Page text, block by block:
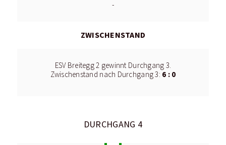
-
ZWISCHENSTAND
ESV Breitegg 2 gewinnt Durchgang 3.
Zwischenstand nach Durchgang 3: 6 : 0
DURCHGANG 4